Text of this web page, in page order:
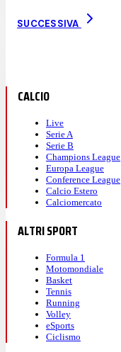
SUCCESSIVA
CALCIO
Live
Serie A
Serie B
Champions League
Europa League
Conference League
Calcio Estero
Calciomercato
ALTRI SPORT
Formula 1
Motomondiale
Basket
Tennis
Running
Volley
eSports
Ciclismo